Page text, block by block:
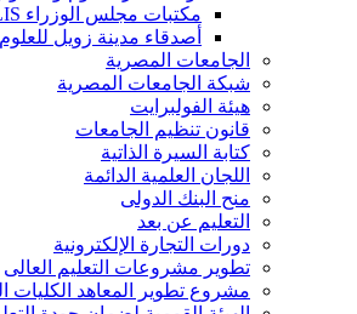
مكتبات مجلس الوزراء ELIS
أصدقاء مدينة زويل للعلوم
الجامعات المصرية
شبكة الجامعات المصرية
هيئة الفولبرايت
قانون تنظيم الجامعات
كتابة السيرة الذاتية
اللجان العلمية الدائمة
منح البنك الدولى
التعليم عن بعد
دورات التجارة الإلكترونية
تطوير مشروعات التعليم العالى
مشروع تطوير المعاهد الكليات